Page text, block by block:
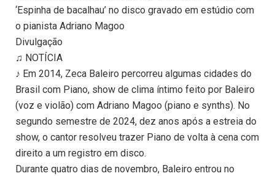
‘Espinha de bacalhau’ no disco gravado em estúdio com
o pianista Adriano Magoo
Divulgação
♫ NOTÍCIA
♪ Em 2014, Zeca Baleiro percorreu algumas cidades do
Brasil com Piano, show de clima íntimo feito por Baleiro
(voz e violão) com Adriano Magoo (piano e synths). No
segundo semestre de 2024, dez anos após a estreia do
show, o cantor resolveu trazer Piano de volta à cena com
direito a um registro em disco.
Durante quatro dias de novembro, Baleiro entrou no